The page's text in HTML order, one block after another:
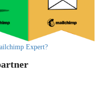
Expert?